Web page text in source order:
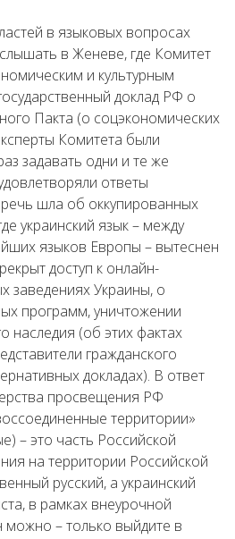
в языковых вопросах
в Женеве, где Комитет
и культурным
доклад РФ о
Пакта (о соцэкономических
Комитета были
задавать одни и те же
ответы
шла об оккупированных
украинский язык – между
языков Европы – вытеснен
доступ к онлайн-
заведениях Украины, о
программ, уничтожении
наследия (об этих фактах
гражданского
докладах). В ответ
просвещения РФ
территории»
– это часть Российской
на территории Российской
русский, а украинский
в рамках внеурочной
можно – только выйдите в